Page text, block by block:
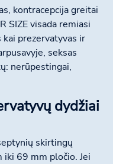
kontracepcija greitai
SIZE visada remiasi
prezervatyvas ir
seksas
nerūpestingai,
dydžiai
skirtingų
69 mm pločio. Jei